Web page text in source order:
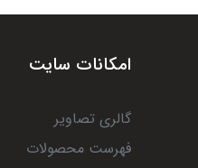
امکانات سایت
گالری تصاویر
فهرست محصولات